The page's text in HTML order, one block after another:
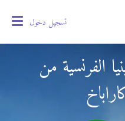
تسجيل دخول
الفرنسية من